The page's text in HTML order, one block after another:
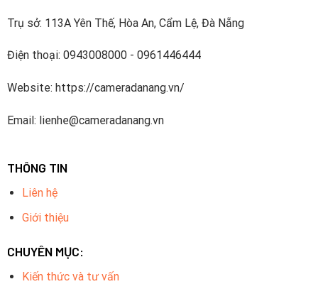
Trụ sở: 113A Yên Thế, Hòa An, Cẩm Lệ, Đà Nẵng
Điện thoại: 0943008000 - 0961446444
Website: https://cameradanang.vn/
Email: lienhe@cameradanang.vn
THÔNG TIN
Liên hệ
Giới thiệu
CHUYÊN MỤC:
Kiến thức và tư vấn